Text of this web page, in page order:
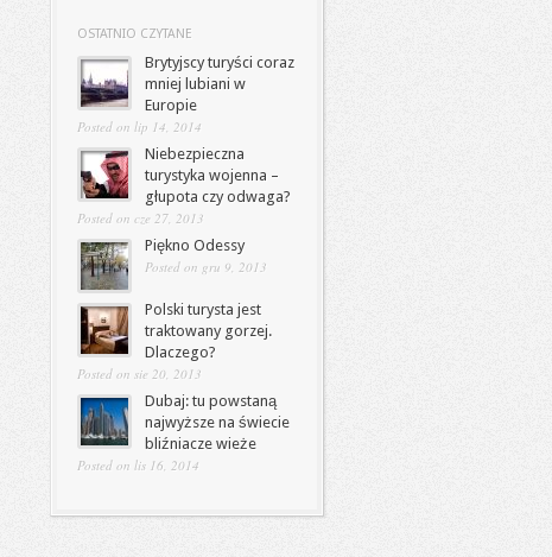
OSTATNIO CZYTANE
Brytyjscy turyści coraz
mniej lubiani w
Europie
Posted on lip 14, 2014
Niebezpieczna
turystyka wojenna –
głupota czy odwaga?
Posted on cze 27, 2013
Piękno Odessy
Posted on gru 9, 2013
Polski turysta jest
traktowany gorzej.
Dlaczego?
Posted on sie 20, 2013
Dubaj: tu powstaną
najwyższe na świecie
bliźniacze wieże
Posted on lis 16, 2014